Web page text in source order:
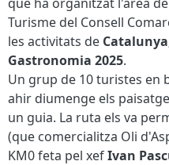
Turisme del Consell
les activitats de
Gastronomia 2025.
Un grup de 10 turistes en
ahir diumenge els
un guia. La ruta els va
(que comercialitza Oli
KM0 feta pel xefIvan